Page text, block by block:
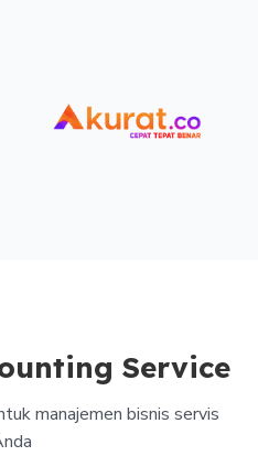
Service
manajemen bisnis servis